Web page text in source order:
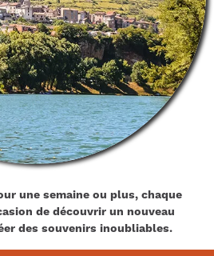
une semaine ou plus, chaque
de découvrir un nouveau
des souvenirs inoubliables.